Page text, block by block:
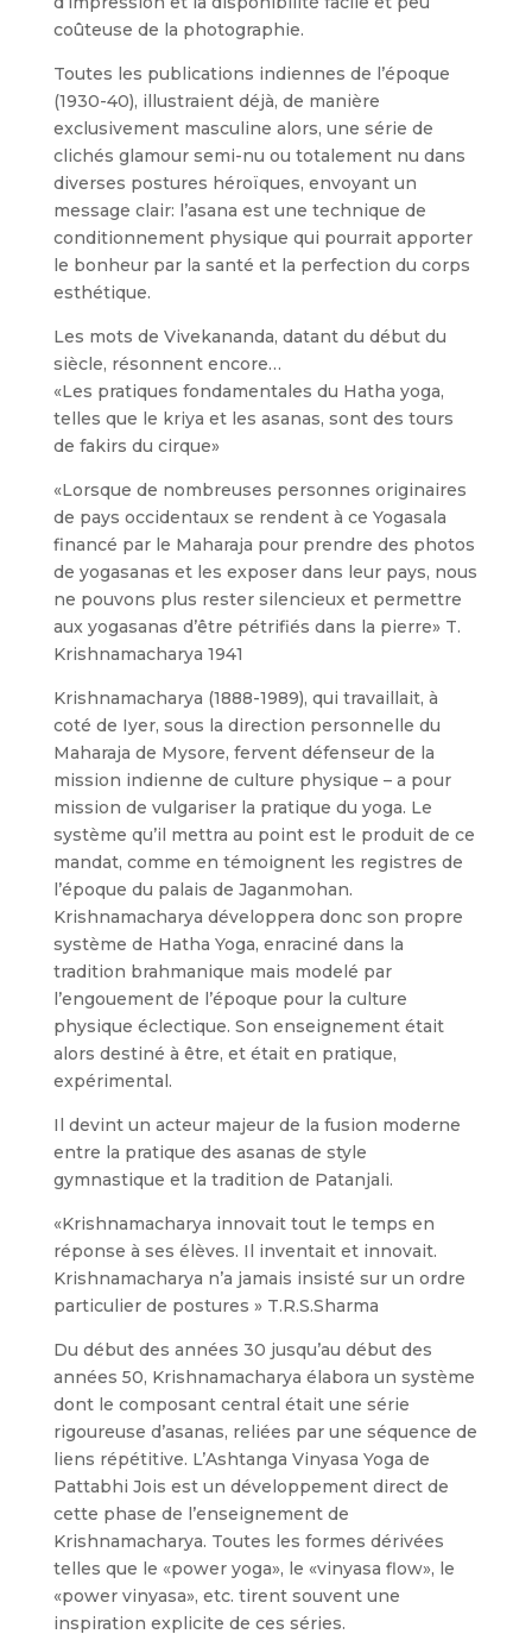
coûteuse de la photographie.
Toutes les publications indiennes de l’époque
(1930-40), illustraient déjà, de manière
exclusivement masculine alors, une série de
clichés glamour semi-nu ou totalement nu dans
diverses postures héroïques, envoyant un
message clair: l’asana est une technique de
conditionnement physique qui pourrait apporter
le bonheur par la santé et la perfection du corps
esthétique.
Les mots de Vivekananda, datant du début du
siècle, résonnent encore…
«Les pratiques fondamentales du Hatha yoga,
telles que le kriya et les asanas, sont des tours
de fakirs du cirque»
«Lorsque de nombreuses personnes originaires
de pays occidentaux se rendent à ce Yogasala
financé par le Maharaja pour prendre des photos
de yogasanas et les exposer dans leur pays, nous
ne pouvons plus rester silencieux et permettre
aux yogasanas d’être pétrifiés dans la pierre» T.
Krishnamacharya 1941
Krishnamacharya (1888-1989), qui travaillait, à
coté de Iyer, sous la direction personnelle du
Maharaja de Mysore, fervent défenseur de la
mission indienne de culture physique – a pour
mission de vulgariser la pratique du yoga. Le
système qu’il mettra au point est le produit de ce
mandat, comme en témoignent les registres de
l’époque du palais de Jaganmohan.
Krishnamacharya développera donc son propre
système de Hatha Yoga, enraciné dans la
tradition brahmanique mais modelé par
l’engouement de l’époque pour la culture
physique éclectique. Son enseignement était
alors destiné à être, et était en pratique,
expérimental.
Il devint un acteur majeur de la fusion moderne
entre la pratique des asanas de style
gymnastique et la tradition de Patanjali.
«Krishnamacharya innovait tout le temps en
réponse à ses élèves. Il inventait et innovait.
Krishnamacharya n’a jamais insisté sur un ordre
particulier de postures » T.R.S.Sharma
Du début des années 30 jusqu’au début des
années 50, Krishnamacharya élabora un système
dont le composant central était une série
rigoureuse d’asanas, reliées par une séquence de
liens répétitive. L’Ashtanga Vinyasa Yoga de
Pattabhi Jois est un développement direct de
cette phase de l’enseignement de
Krishnamacharya. Toutes les formes dérivées
telles que le «power yoga», le «vinyasa flow», le
«power vinyasa», etc. tirent souvent une
inspiration explicite de ces séries.